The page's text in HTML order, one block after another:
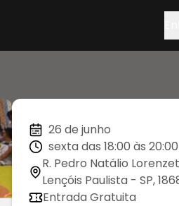
26 de junho
sexta das 18:00 às 20:00
R. Pedro Natálio
Lençóis Paulista - SP,
Entrada Gratuita